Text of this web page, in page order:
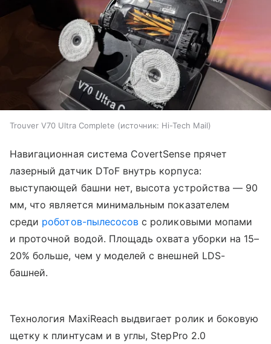
Trouver V70 Ultra Complete источник: Hi-Tech Mail
Навигационная система CovertSense прячет
лазерный датчик DToF внутрь корпуса:
выступающей башни нет, высота устройства — 90
мм, что является минимальным показателем
среди роботов-пылесосов с роликовыми мопами
и проточной водой. Площадь охвата уборки на 15–
20% больше, чем у моделей с внешней LDS-
башней.
Технология MaxiReach выдвигает ролик и боковую
щетку к плинтусам и в углы, StepPro 2.0